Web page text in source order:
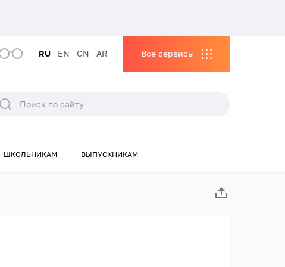
RU EN CN AR Все сервисы
ШКОЛЬНИКАМ ВЫПУСКНИКАМ